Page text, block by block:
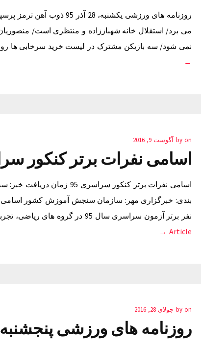
روزنامه های ورزشی یکشنبه،
می برد/ استقلال خانه شهباززاده و منتظری است/
نمی شود/ سه بازیکن مشترک در لیست خرید سرخابی ها روزنامه
→
by on آگوست 9, 2016
اسامی نفرات برتر کنکور
نفر برتر آزمون سراسری سال 95 در گروه های ریاضی، تجربی و انسانی به ترتیب رتبه به شرح زیر…
Article →
by on جولای 28, 2016
روزنامه های ورزشی پنجشنبه 7مرداد 95